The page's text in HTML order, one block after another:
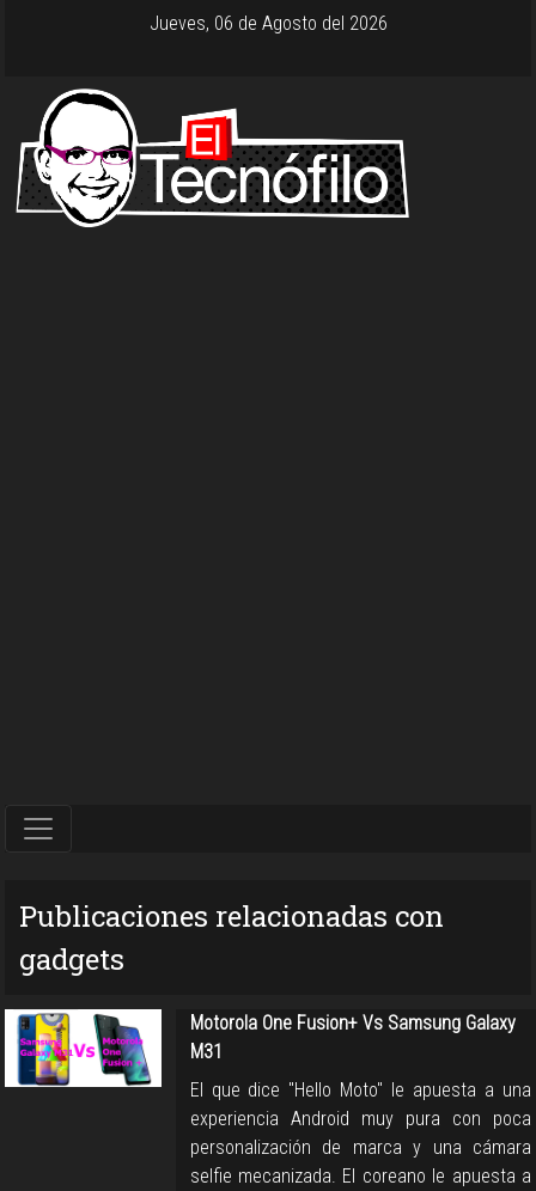
Jueves, 06 de Agosto del 2026
Publicaciones relacionadas con
gadgets
Motorola One Fusion+ Vs Samsung Galaxy
M31
El que dice "Hello Moto" le apuesta a una
experiencia Android muy pura con poca
personalización de marca y una cámara
selfie mecanizada. El coreano le apuesta a